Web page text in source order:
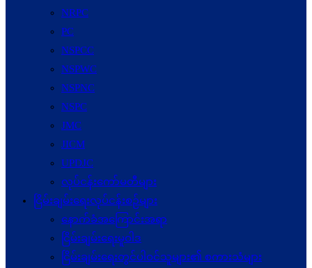
NRPC
PC
NSPCC
NSPWC
NSPNC
NSPC
JMC
JICM
UPDJC
လုပ်ငန်းကော်မတီများ
ငြိမ်းချမ်းရေးလုပ်ငန်းစဉ်များ
နောက်ခံအကြောင်းအရာ
ငြိမ်းချမ်းရေးမူဝါဒ
ငြိမ်းချမ်းရေးတွင်ပါဝင်သူများ၏ စကားသံများ